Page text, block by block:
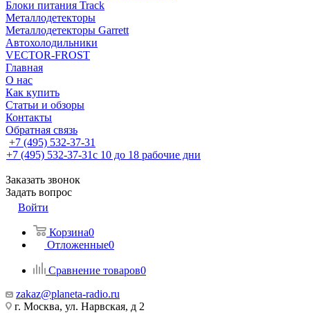
Блоки питания Track
Металлодетекторы
Металлодетекторы Garrett
Автохолодильники
VECTOR-FROST
Главная
О нас
Как купить
Статьи и обзоры
Контакты
Обратная связь
+7 (495) 532-37-31
+7 (495) 532-37-31с 10 до 18 рабочие дни
Заказать звонок
Задать вопрос
Войти
Корзина0
Отложенные0
Сравнение товаров0
zakaz@planeta-radio.ru
г. Москва, ул. Нарвская, д 2